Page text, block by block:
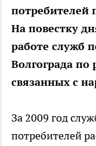
потребителей
На повестку
работе служб
Волгограда
связанных с
За 2009 год
потребителей